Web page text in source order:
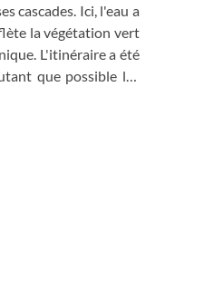
cascades. Ici, l'eau a
la végétation vert
L'itinéraire a été
que possible les